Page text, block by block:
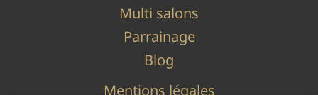
Multi salons
Parrainage
Blog
Mentions légales